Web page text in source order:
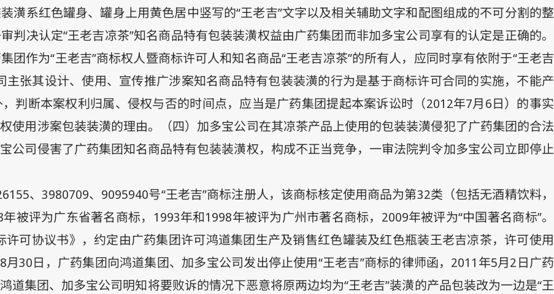
潢系红色罐身、罐身上用黄色居中竖写的“王老吉”文字以及相关辅助文字和配图组成的不可分割的整
决认定“王老吉凉茶”知名商品特有包装装潢权益由广药集团而非加多宝公司享有的认定是正确的。
作为“王老吉”商标权人暨商标许可人和知名商品“王老吉凉茶”的所有人，应同时享有依附于“王老吉
张其设计、使用、宣传推广涉案知名商品特有包装装潢的行为是基于商标许可合同的实施，不能产
判断本案权利归属、侵权与否的时间点，应当是广药集团提起本案诉讼时（2012年7月6日）的事实
使用涉案包装装潢的理由。（四）加多宝公司在其凉茶产品上使用的包装装潢侵犯了广药集团的合法
公司侵害了广药集团知名商品特有包装装潢权，构成不正当竞争，一审法院判令加多宝公司立即停止
、 3980709、 9095940号“王老吉”商标注册人，该商标核定使用商品为第32类（包括无酒精饮料，
年被评为广东省著名商标， 1993年和1998年被评为广州市著名商标， 2009年被评为“中国著名商标”。
许可协议书》，约定由广药集团许可鸿道集团生产及销售红色罐装及红色瓶装王老吉凉茶，许可使用
8月30日，广药集团向鸿道集团、加多宝公司发出停止使用“王老吉”商标的律师函， 2011 年5月2日广药
集团、加多宝公司明知将要败诉的情况下恶意将原两边均为“王老吉”装潢的产品包装改为一边是“王